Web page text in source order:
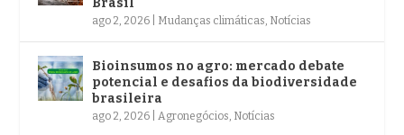
Brasil
ago 2, 2026 Mudanças climáticas, Notícias
Bioinsumos no agro: mercado debate
potencial e desafios da biodiversidade
brasileira
ago 2, 2026 |Agronegócios, Notícias